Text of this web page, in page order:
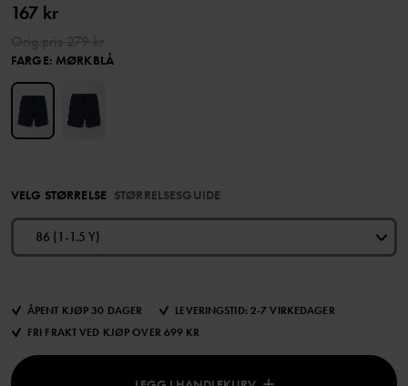
167 kr
FARGE: MØRKBLÅ
VELG STØRRELSE STØRRELSESGUIDE
86 (1-1.5 Y)
ÅPENT KJØP 30 DAGER
LEVERINGSTID: 2-7 VIRKEDAGER
FRI FRAKT VED KJØP OVER 699 KR